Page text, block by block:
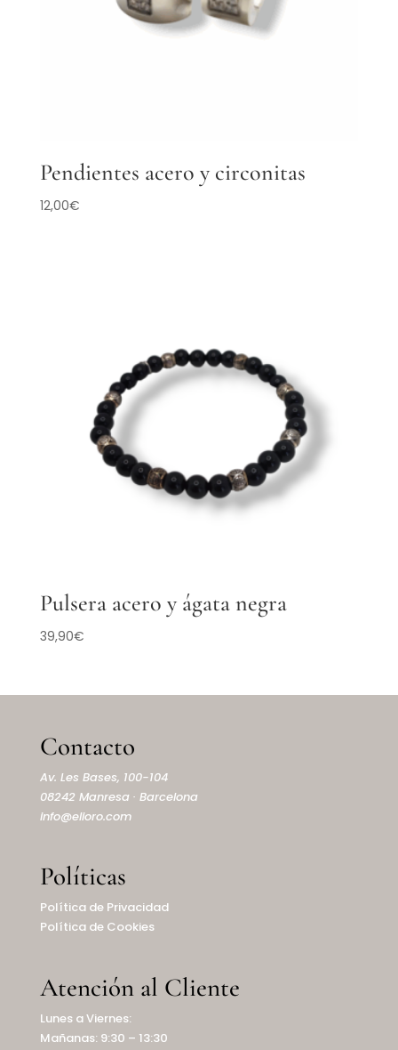
Pendientes acero y circonitas
12,00€
Pulsera acero y ágata negra
39,90€
Contacto
Av. Les Bases, 100-104
08242 Manresa · Barcelona
info@elioro.com
Políticas
Política de Privacidad
Política de Cookies
Atención al Cliente
Lunes a Viernes:
Mañanas: 9:30 – 13:30